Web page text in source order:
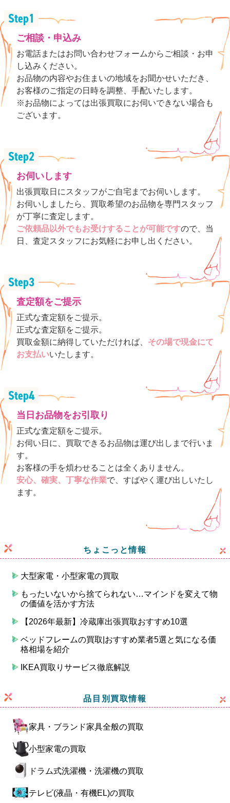
ご相談・申込み
お電話またはお問い合わせフォームからご相談・お申
し込みください。
お品物の内容やお住まいの地域をお聞かせいただき、
お客様のご指定の日時を調整、手配いたします。
※お品物によっては出張買取にお伺いできない場合も
ございます。
お伺いします
出張買取日にスタッフがご自宅までお伺いします。
お伺いしましたら、買取希望のお品物を専門スタッフ
が丁寧に査定します。
ご依頼品以外でもお受けすることが可能ですので、当
日、査定スタッフにお気軽にお申し出ください。
査定額をご提示
正式な査定額をご提示。
正式な査定額をご提示。
買取金額に納得していただければ、 その場で現金にて
お支払いいたします。
当日お品物をお引取り
正式な査定額をご提示。
お伺い日に、買取できるお品物は運び出しまで行いま
す。
お客様の手を煩わせることは全くありません。
安心、確実、丁寧な作業で、すばやく運び出しいたし
ます。
ちょこっと情報
大型家電・小型家電の買取
もったいないから捨てられない…マインドを変えて物
の価値を活かす方法
【2026年最新】冷蔵庫出張買取おすすめ10選
ベッドフレームの買取|おすすめ業者5選と気になる価
格相場を紹介
IKEA買取りサービス徹底解説
品目別買取情報
家具・ブランド家具全般の買取
小型家電の買取
ドラム式洗濯機・洗濯機の買取
テレビ(液晶・有機EL)の買取